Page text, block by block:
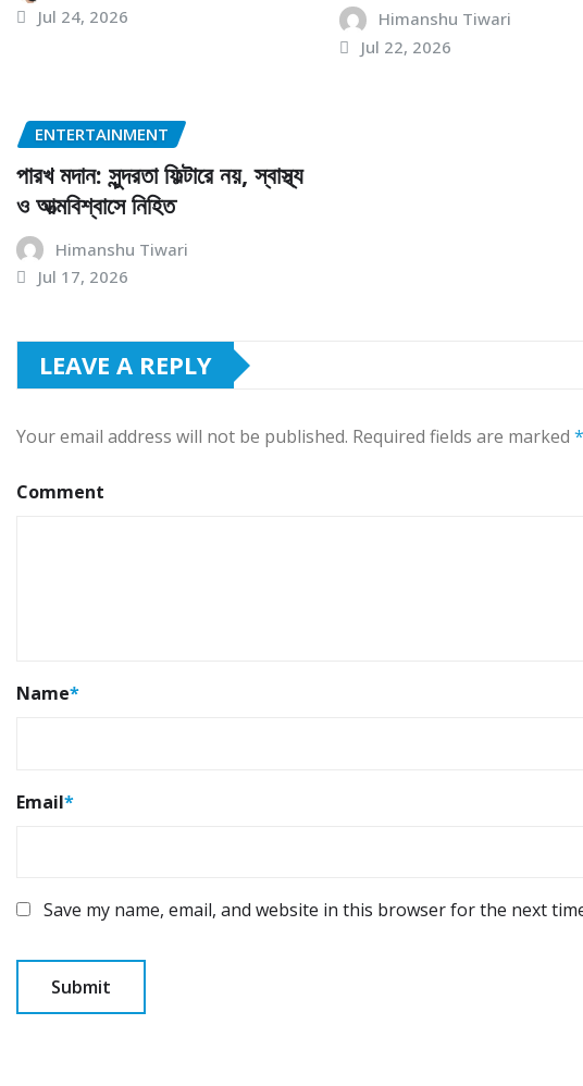
Jul 24, 2026
Himanshu Tiwari
Jul 22, 2026
ENTERTAINMENT
পারখ মদান: সুন্দরতা ফিল্টারে নয়, স্বাস্থ্য
ও আত্মবিশ্বাসে নিহিত
Himanshu Tiwari
Jul 17, 2026
LEAVE A REPLY
Your email address will not be published. Required fields are marked *
Comment
Name*
Email*
Save my name, email, and website in this browser for the next